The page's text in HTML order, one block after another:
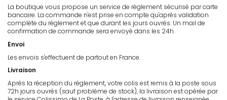
La boutique vous propose un service de règlement sécurisé par carte
bancaire. La commande n'est prise en compte qu'après validation
complète du règlement et que durant les jours ouvrés. Un mail de
confirmation de commande sera envoyé dans les 24h.
Envoi
Les envois s'effectuent de partout en France.
Livraison
Après la réception du règlement, votre colis est remis à la poste sous
72h jours ouvrés (sauf problème de stock), la livraison est opérée par